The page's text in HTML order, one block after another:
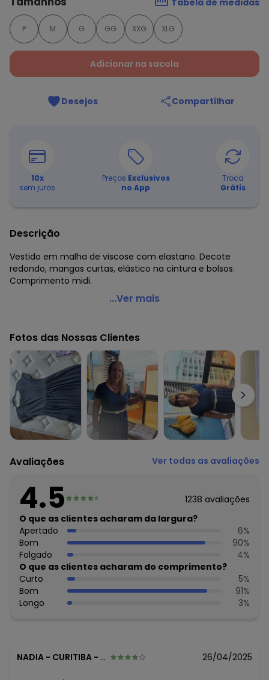
P M G GG XXG XLG
Adicionar na sacola
Desejos Compartilhar
10x
sem juros
Preços Exclusivos
no App
Troca
Grátis
Descrição
Vestido em malha de viscose com elastano. Decote
redondo, mangas curtas, elástico na cintura e bolsos.
Comprimento midi.
Quintess - Vestido Midi Roxo Acinturado com Bolsos
Modelagem: Solto
Comprimento da manga: Curta
Comprimento: Midi
Decote frente: Redondo
Complemento: Bolsos
Observação: Bolsos
Tecido: Malha
Composição: Conforme imagem etiqueta
...Ver mais
Fotos das Nossas Clientes
Avaliações Ver todas as avaliações
4.5 1238 avaliações
O que as clientes acharam da largura?
Apertado
6%
Bom
90%
Folgado
4%
O que as clientes acharam do comprimento?
Curto
5%
Bom
91%
Longo
3%
NADIA - CURITIBA - PR 26/04/2025